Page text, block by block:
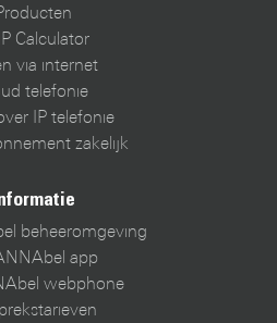
Calculator
via internet
telefonie
IP telefonie
zakelijk
beheeromgeving
app
webphone